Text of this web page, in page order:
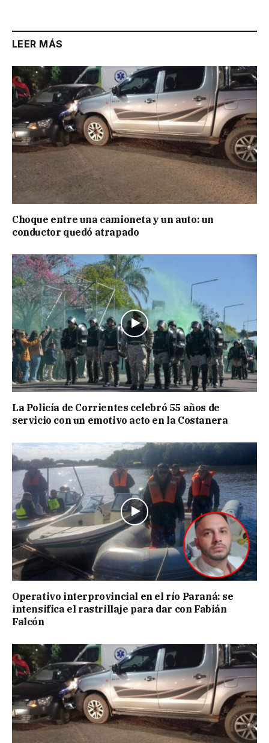
LEER MÁS
Choque entre una camioneta y un auto: un
conductor quedó atrapado
La Policía de Corrientes celebró 55 años de
servicio con un emotivo acto en la Costanera
Operativo interprovincial en el río Paraná: se
intensifica el rastrillaje para dar con Fabián
Falcón